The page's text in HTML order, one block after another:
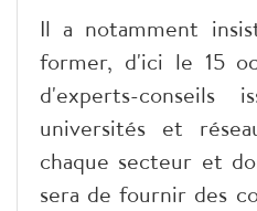
Il a notamment
former, d'ici le 15
d'experts-conseils
universités et
chaque secteur et
sera de fournir des